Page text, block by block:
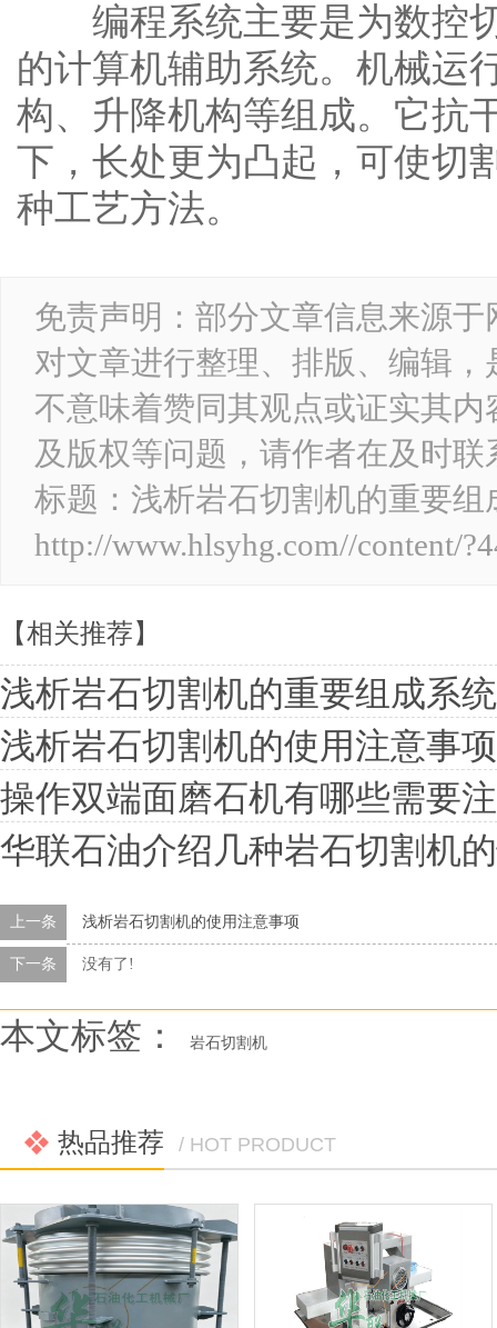
编程系统主要是为数控切
的计算机辅助系统。机械运
构、升降机构等组成。它抗
下，长处更为凸起，可使切
种工艺方法。
免责声明：部分文章信息来源
对文章进行整理、排版、编辑
不意味着赞同其观点或证实其
及版权等问题，请作者在及时
标题：浅析岩石切割机的重
http://www.hlsyhg.com//content/
【相关推荐】
浅析岩石切割机的重要组成系统
浅析岩石切割机的使用注意事项
操作双端面磨石机有哪些需要
华联石油介绍几种岩石切割机
上一条 浅析岩石切割机的使用注意事项
下一条 没有了!
本文标签： 岩石切割机
热品推荐 / HOT PRODUCT